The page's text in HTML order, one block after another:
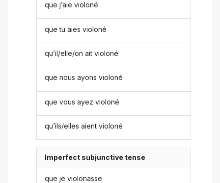
que j’aie violoné
que tu aies violoné
qu’il/elle/on ait violoné
que nous ayons violoné
que vous ayez violoné
qu’ils/elles aient violoné
Imperfect subjunctive tense
que je violonasse